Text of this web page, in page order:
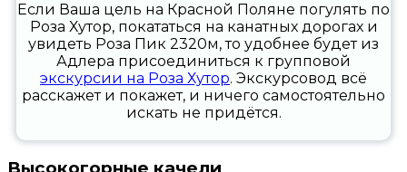
Если Ваша цель на Красной Поляне погулять по
Роза Хутор, покататься на канатных дорогах и
увидеть Роза Пик 2320м, то удобнее будет из
Адлера присоединиться к групповой
экскурсии на Роза Хутор. Экскурсовод всё
расскажет и покажет, и ничего самостоятельно
искать не придётся.